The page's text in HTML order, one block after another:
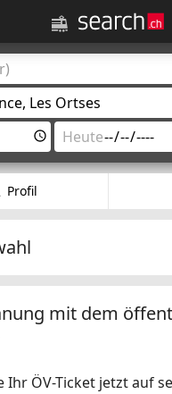
Profil
mit dem
Ihr ÖV-Ticket jetzt auf